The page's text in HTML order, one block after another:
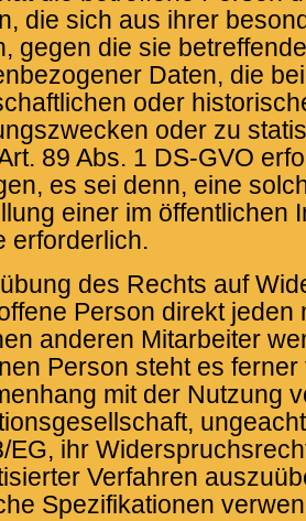
die sich aus ihrer
gegen die sie
Daten, die
oder
oder zu
89 Abs. 1 DS-GVO
es sei denn, eine
einer im öffentlichen
erforderlich.
des Rechts auf
Person direkt jeden
anderen Mitarbeiter
Person steht es ferner
mit der Nutzung
EG, ihr
Verfahren
Spezifikationen